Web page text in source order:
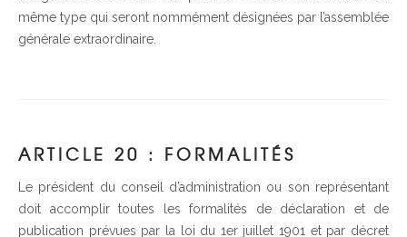
même type qui seront nommément désignées par l’assemblée
générale extraordinaire.
ARTICLE 20 : FORMALITÉS
Le président du conseil d’administration ou son représentant
doit accomplir toutes les formalités de déclaration et de
publication prévues par la loi du 1er juillet 1901 et par décret